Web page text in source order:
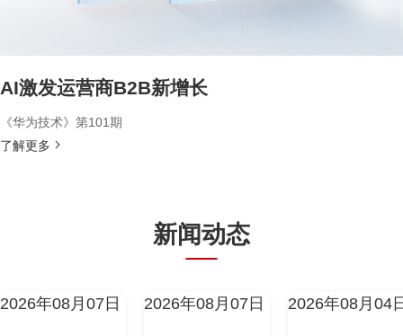
AI激发运营商B2B新增长
《华为技术》第101期
了解更多
新闻动态
2026年08月07日 2026年08月07日 2026年08月04